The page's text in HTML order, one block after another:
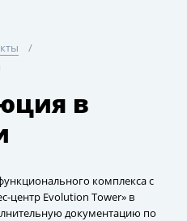
в
комплекса с
центр Evolution Tower» в
документацию по